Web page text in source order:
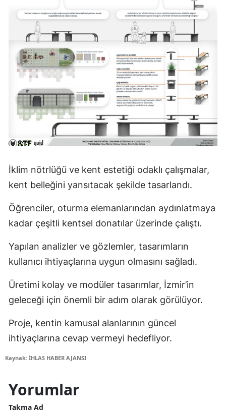
İklim nötrlüğü ve kent estetiği odaklı çalışmalar,
kent belleğini yansıtacak şekilde tasarlandı.
Öğrenciler, oturma elemanlarından aydınlatmaya
kadar çeşitli kentsel donatılar üzerinde çalıştı.
Yapılan analizler ve gözlemler, tasarımların
kullanıcı ihtiyaçlarına uygun olmasını sağladı.
Üretimi kolay ve modüler tasarımlar, İzmir’in
geleceği için önemli bir adım olarak görülüyor.
Proje, kentin kamusal alanlarının güncel
ihtiyaçlarına cevap vermeyi hedefliyor.
Kaynak: İHLAS HABER AJANSI
Yorumlar
Takma Ad